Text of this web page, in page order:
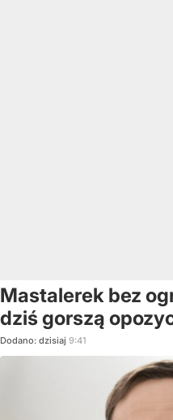
Mastalerek bez
dziś gorszą
Dodano: dzisiaj 9:41